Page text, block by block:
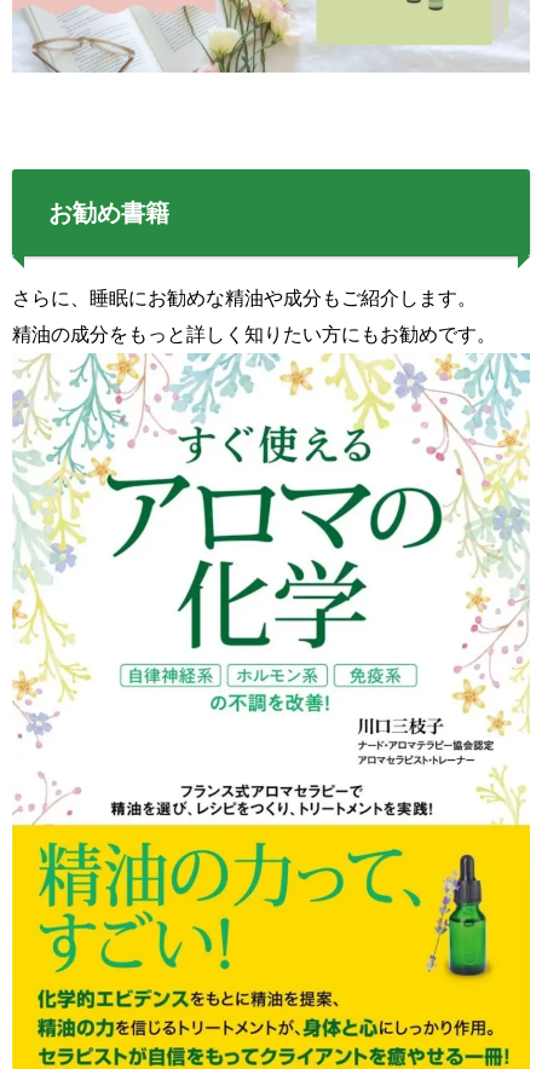
お勧め書籍
さらに、睡眠にお勧めな精油や成分もご紹介します。
精油の成分をもっと詳しく知りたい方にもお勧めです。